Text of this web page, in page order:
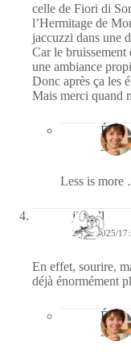
celle de Fiori di
l’Hermitage de
jaccuzzi dans une
Car le bruissement
une ambiance
Donc après ça les
Mais merci quand
Élise
25/01/
Less is
jill bill
23/01/2025/
En effet, sourire,
déjà énormément
Élise
25/01/